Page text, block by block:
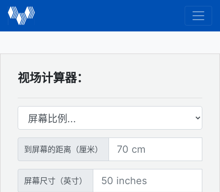
视场计算器：
屏幕比例
到屏幕的距离（厘米）
到屏幕的距离
屏幕尺寸（英寸）
屏幕尺寸